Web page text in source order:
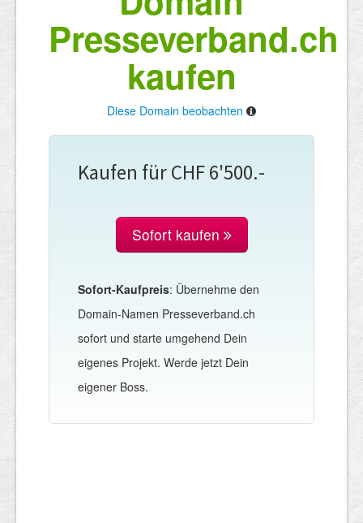
Presseverband.ch
kaufen
Diese Domain beobachten
Kaufen für CHF 6'500.-
Sofort kaufen
Sofort-Kaufpreis: Übernehme den
Domain-Namen Presseverband.ch
sofort und starte umgehend Dein
eigenes Projekt. Werde jetzt Dein
eigener Boss.